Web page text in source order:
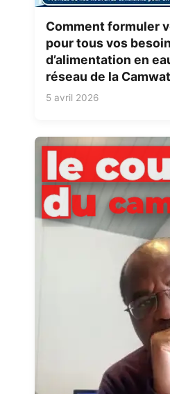
Comment formuler
pour tous vos
d’alimentation en
réseau de la
5 avril 2026